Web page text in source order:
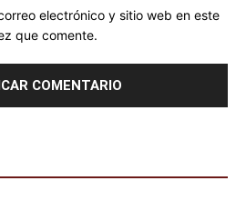
electrónico y sitio web en este
que comente.